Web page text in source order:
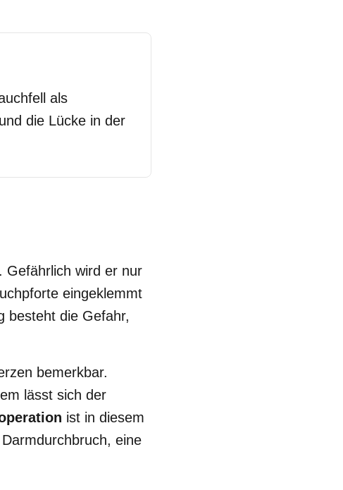
als
die Lücke in der
. Gefährlich wird er nur
eingeklemmt
besteht die Gefahr,
bemerkbar.
lässt sich der
ist in diesem
eine